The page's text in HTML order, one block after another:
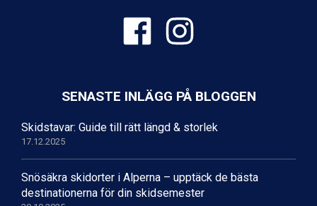
Bad Gastein från 6.295 kr.
Sauze dOulx från 6.145 kr.
Arabba från 11.045 kr.
Passo Tonale från 5.895 kr.
Saalbach från 9.445 kr.
Sölden från 12.995 kr.
Champoluc från 5.945 kr.
Sestriere från 6.945 kr.
Ischgl från 11.295 kr.
Wagrain från 7.095 kr.
SENASTE INLÄGG PÅ BLOGGEN
Skidstavar: Guide till rätt längd & storlek
17.12.2025
Snösäkra skidorter i Alperna – upptäck de bästa
destinationerna för din skidsemester